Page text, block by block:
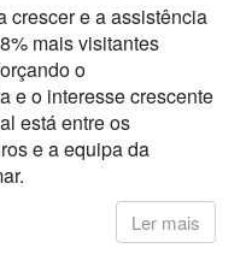
crescer e a assistência
mais visitantes
o
e o interesse crescente
está entre os
e a equipa da
Ler mais